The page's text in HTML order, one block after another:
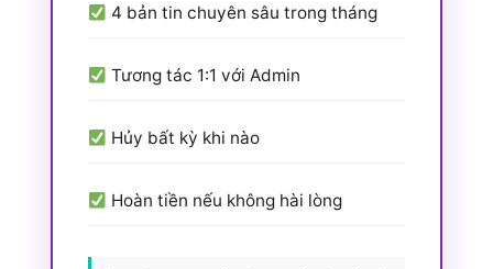
4 bản tin chuyên sâu trong tháng
Tương tác 1:1 với Admin
Hủy bất kỳ khi nào
Hoàn tiền nếu không hài lòng